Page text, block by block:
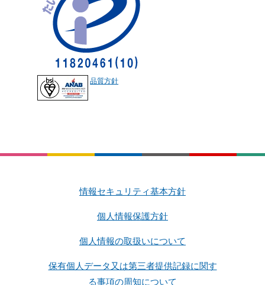
品質方針
情報セキュリティ基本方針
個人情報保護方針
個人情報の取扱いについて
保有個人データ又は第三者提供記録に関す
る事項の周知について